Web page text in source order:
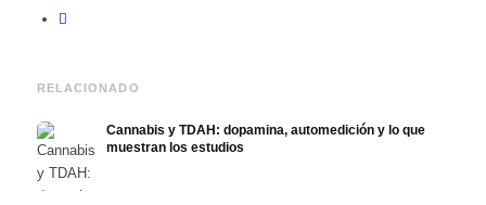
RELACIONADO
Cannabis y TDAH: dopamina, automedición y lo que
muestran los estudios